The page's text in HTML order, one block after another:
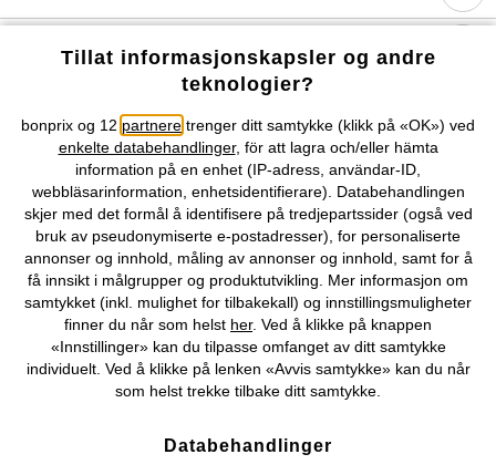
Selskapet
Du kan også finne oss på
Kjøpsvilkår Personopplysninger Cookie-innstillinger
Om Oss Angre kjøp
©2026 bonprix.
Tillat informasjonskapsler og andre
teknologier?
bonprix og 12 partnere trenger ditt samtykke (klikk på «OK») ved
enkelte databehandlinger, för att lagra och/eller hämta
information på en enhet (IP-adress, användar-ID,
webbläsarinformation, enhetsidentifierare). Databehandlingen
skjer med det formål å identifisere på tredjepartssider (også ved
bruk av pseudonymiserte e-postadresser), for personaliserte
annonser og innhold, måling av annonser og innhold, samt for å
få innsikt i målgrupper og produktutvikling. Mer informasjon om
samtykket (inkl. mulighet for tilbakekall) og innstillingsmuligheter
finner du når som helst her. Ved å klikke på knappen
«Innstillinger» kan du tilpasse omfanget av ditt samtykke
individuelt. Ved å klikke på lenken «Avvis samtykke» kan du når
som helst trekke tilbake ditt samtykke.
Databehandlinger